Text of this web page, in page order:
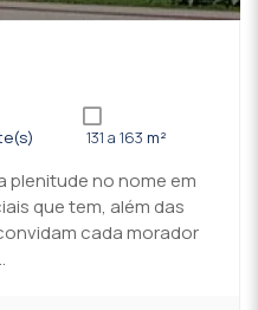
131 a 163 m²
plenitude no nome em
que tem, além das
cada morador